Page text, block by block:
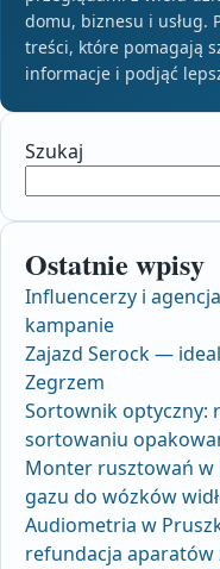
domu, biznesu i usług.
treści, które pomagają
informacje i podjąć
Szukaj
Ostatnie wpisy
Influencerzy i
kampanie
Zajazd Serock —
Zegrzem
Sortownik optyczny:
sortowaniu
Monter rusztowań
gazu do wózków
Audiometria w
refundacja aparatów